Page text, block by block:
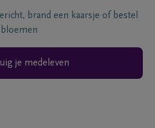
brand een kaarsje of bestel
bloemen
je medeleven